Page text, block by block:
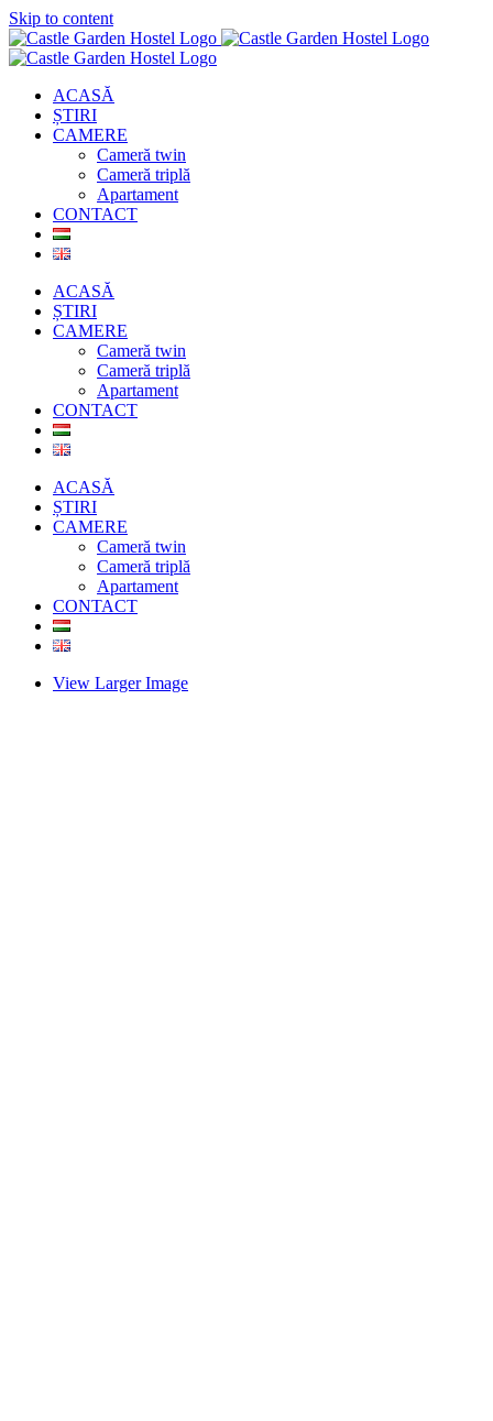
Skip to content
ACASĂ
ȘTIRI
CAMERE
Cameră twin
Cameră triplă
Apartament
CONTACT
ACASĂ
ȘTIRI
CAMERE
Cameră twin
Cameră triplă
Apartament
CONTACT
ACASĂ
ȘTIRI
CAMERE
Cameră twin
Cameră triplă
Apartament
CONTACT
View Larger Image